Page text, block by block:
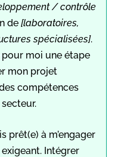
/ contrôle
de [laboratoires,
spécialisées].
moi une étape
mon projet
compétences
prêt(e) à m’engager
Intégrer